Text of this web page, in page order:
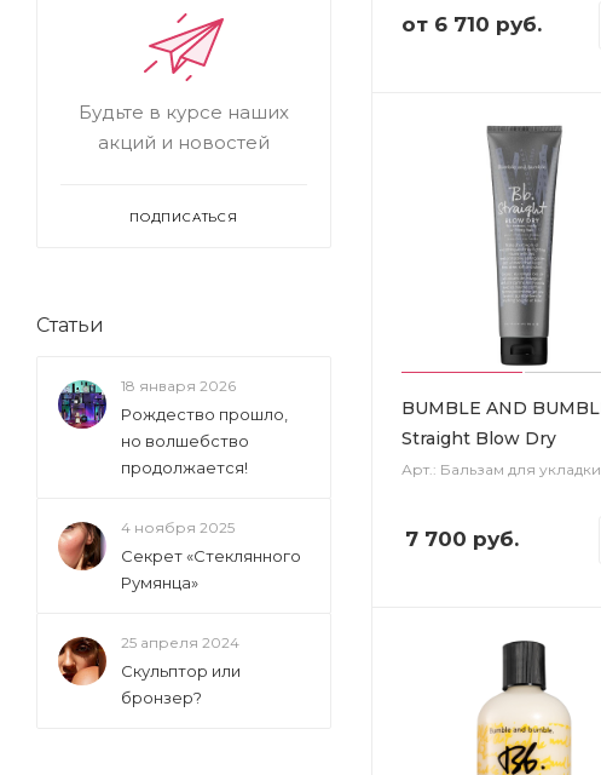
от 6 710 руб.
BUMBLE AND
Straight Blow Dry
Арт.: Бальзам для укладки
7 700 руб.
Будьте в курсе наших
акций и новостей
ПОДПИСАТЬСЯ
Статьи
18 января 2026
Рождество прошло,
но волшебство
продолжается!
4 ноября 2025
Секрет «Стеклянного
Румянца»
25 апреля 2024
Скульптор или
бронзер?